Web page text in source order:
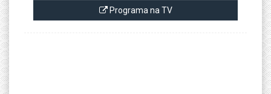
Programa na TV